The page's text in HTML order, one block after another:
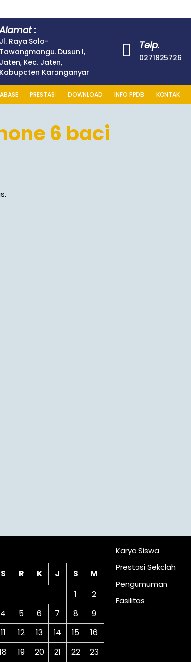
:
Jl. Raya Solo-
Tawangmangu, Dusun I,
Jaten, Kec. Jaten,
Kabupaten Karanganyar
Telp.
0271825726
PRESTASI DOWNLOAD INFO PPDB KONTAK
6 baci
S R K J S
M
1
2
4 5 6 7 8
9
11 12 13 14 15
16
18 19 20 21 22 23
Karya Siswa
Prestasi Sekolah
Pengumuman
Fasilitas